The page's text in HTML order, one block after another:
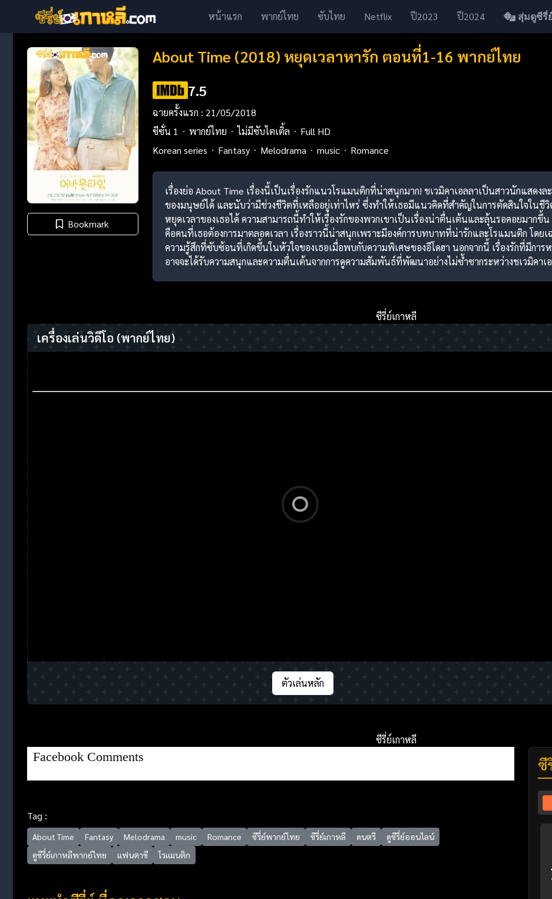
หน้าแรก พากย์ไทย ซับไทย Netflix ปี2023 ปี2024 สุ่มดูซีรี่
Bookmark
About Time (2018) หยุดเวลาหารัก ตอนที่1-16 พากย์ไทย
7.5
ฉายครั้งแรก : 21/05/2018
ซีซั่น 1
พากย์ไทย ไม่มีซับไตเติ้ล
Full HD
Korean series
Fantasy Melodrama music Romance
เรื่องย่อ About Time เรื่องนี้เป็นเรื่องรักแนวโรแมนติกที่น่าสนุกมาก! ชเวมิคาเอลลาเป็นสาวนักแสดง
ของมนุษย์ได้ และนับว่ามีช่วงชีวิตที่เหลืออยู่เท่าไหร่ ซึ่งทำให้เธอมีแนวคิดที่สำคัญในการตัดสินใจในชีวิ
หยุดเวลาของเธอได้ ความสามารถนี้ทำให้เรื่องรักของพวกเขาเป็นเรื่องน่าตื่นเต้นและลุ้นรอคอยมากขึ้
คือคนที่เธอต้องการมาตลอดเวลา เรื่องราวนี้น่าสนุกเพราะมีองค์การบทบาทที่น่ารักและโรแมนติก โดย
ความรู้สึกที่ซับซ้อนที่เกิดขึ้นในหัวใจของเธอเมื่อพบกับความพิเศษของอีโดฮา นอกจากนี้ เรื่องรักที่มีกา
อาจจะได้รับความสนุกและความตื่นเต้นจากการดูความสัมพันธ์ที่พัฒนาอย่างไม่ซ้ำซากระหว่างชเวมิคาเ
ซีรี่ย์เกาหลี
เครื่องเล่นวิดีโอ (พากย์ไทย)
ตัวเล่นหลัก
ซีรี่ย์เกาหลี
Facebook Comments
Tag :
About Time Fantasy Melodrama music Romance ซีรี่ย์พากย์ไทย ซีรี่ย์เกาหลี ดนตรี
ดูซีรี่ย์ออนไลน์
ดูซีรี่ย์เกาหลีพากย์ไทย
แฟนตาซี โรแมนติก
ซี